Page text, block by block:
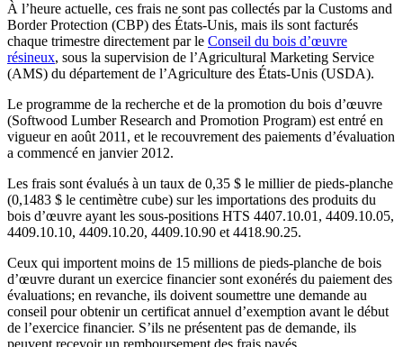
À l’heure actuelle, ces frais ne sont pas collectés par la Customs and
Border Protection (CBP) des États-Unis, mais ils sont facturés
chaque trimestre directement par le Conseil du bois d’œuvre
résineux, sous la supervision de l’Agricultural Marketing Service
(AMS) du département de l’Agriculture des États-Unis (USDA).
Le programme de la recherche et de la promotion du bois d’œuvre
(Softwood Lumber Research and Promotion Program) est entré en
vigueur en août 2011, et le recouvrement des paiements d’évaluation
a commencé en janvier 2012.
Les frais sont évalués à un taux de 0,35 $ le millier de pieds-planche
(0,1483 $ le centimètre cube) sur les importations des produits du
bois d’œuvre ayant les sous-positions HTS 4407.10.01, 4409.10.05,
4409.10.10, 4409.10.20, 4409.10.90 et 4418.90.25.
Ceux qui importent moins de 15 millions de pieds-planche de bois
d’œuvre durant un exercice financier sont exonérés du paiement des
évaluations; en revanche, ils doivent soumettre une demande au
conseil pour obtenir un certificat annuel d’exemption avant le début
de l’exercice financier. S’ils ne présentent pas de demande, ils